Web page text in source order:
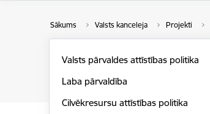
Sākums Valsts kanceleja Projekti
Valsts pārvaldes attīstības politika
Laba pārvaldība
Cilvēkresursu attīstības politika